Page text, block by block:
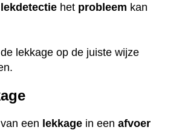
lekdetectie het probleem kan
lekkage op de juiste wijze
van een lekkage in een afvoer